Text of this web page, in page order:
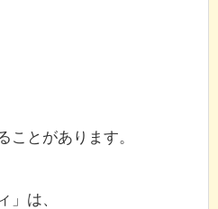
ことがあります。
」は、